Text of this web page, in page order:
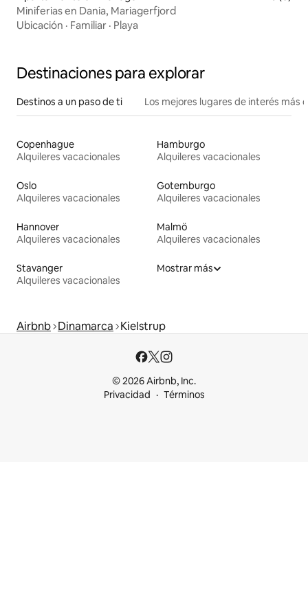
Miniferias en Dania, Mariagerfjord
Ubicación · Familiar · Playa
Destinaciones para explorar
Destinos a un paso de ti Los mejores lugares de interés más
Copenhague
Alquileres vacacionales
Hamburgo
Alquileres vacacionales
Oslo
Alquileres vacacionales
Gotemburgo
Alquileres vacacionales
Hannover
Alquileres vacacionales
Malmö
Alquileres vacacionales
Stavanger
Alquileres vacacionales
Mostrar más
Airbnb Dinamarca Kielstrup
© 2026 Airbnb, Inc.
Privacidad
Términos